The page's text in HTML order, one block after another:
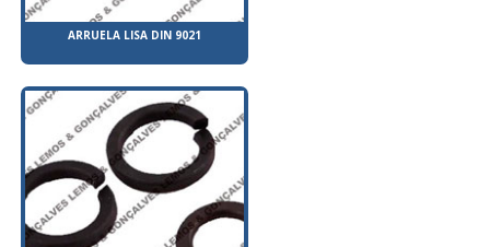
ARRUELA LISA DIN 9021